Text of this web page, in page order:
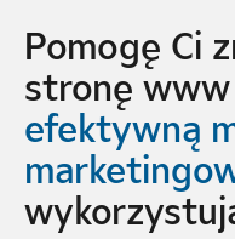
Pomogę Ci
stronę
efektywną